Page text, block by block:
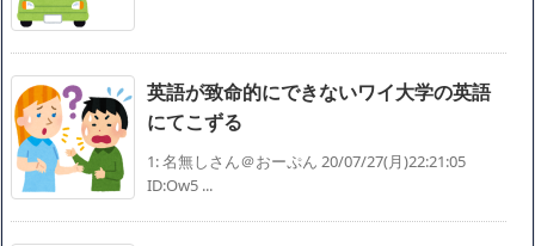
英語が致命的にできないワイ大学の英語
にてこずる
1: 名無しさん＠おーぷん 20/07/27(月)22:21:05
ID:Ow5 ...